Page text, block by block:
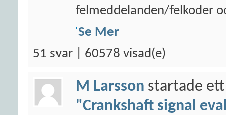
felmeddelanden/felkoder
Se Mer
51 svar | 60578 visad(e)
M Larsson startade
"Crankshaft signal